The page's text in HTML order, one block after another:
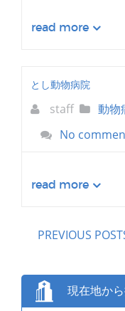
read more
とし動物病院
staff 動物
No
read more
PREVIOUS
現在地か